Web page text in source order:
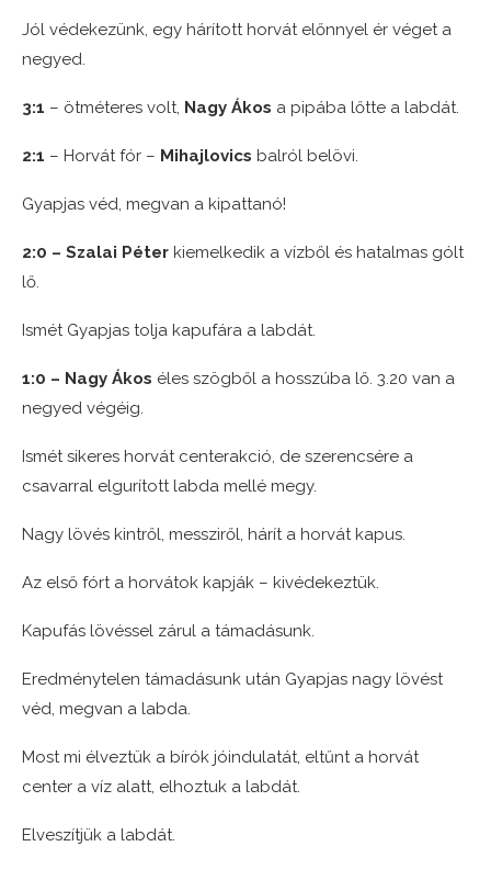
Jól védekezünk, egy hárított horvát előnnyel ér véget a
negyed.
3:1 – ötméteres volt, Nagy Ákos a pipába lőtte a labdát.
2:1 – Horvát fór – Mihajlovics balról belövi.
Gyapjas véd, megvan a kipattanó!
2:0 – Szalai Péter kiemelkedik a vízből és hatalmas gólt
lő.
Ismét Gyapjas tolja kapufára a labdát.
1:0 – Nagy Ákos éles szögből a hosszúba lő. 3.20 van a
negyed végéig.
Ismét sikeres horvát centerakció, de szerencsére a
csavarral elgurított labda mellé megy.
Nagy lövés kintről, messziről, hárít a horvát kapus.
Az első fórt a horvátok kapják – kivédekeztük.
Kapufás lövéssel zárul a támadásunk.
Eredménytelen támadásunk után Gyapjas nagy lövést
véd, megvan a labda.
Most mi élveztük a bírók jóindulatát, eltűnt a horvát
center a víz alatt, elhoztuk a labdát.
Elveszítjük a labdát.